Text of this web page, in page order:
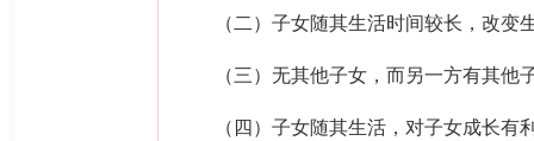
（二）子女随其生活时间较长，改
（三）无其他子女，而另一方有其他
（四）子女随其生活，对子女成长